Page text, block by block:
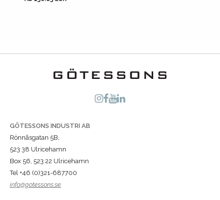
GÖTESSONS INDUSTRI AB
Rönnåsgatan 5B,
523 38 Ulricehamn
Box 56, 523 22 Ulricehamn
Tel +46 (0)321-687700
info@gotessons.se